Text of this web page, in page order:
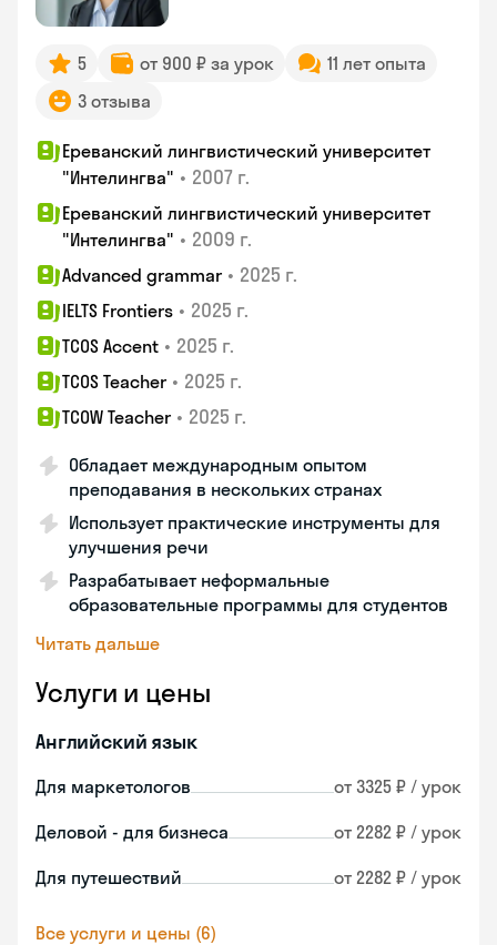
5 от 900 ₽ за урок
11 лет опыта
3 отзыва
Ереванский лингвистический университет
"Интелингва" • 2007 г.
Ереванский лингвистический университет
"Интелингва" • 2009 г.
Advanced grammar • 2025 г.
IELTS Frontiers • 2025 г.
TCOS Accent • 2025 г.
TCOS Teacher • 2025 г.
TCOW Teacher • 2025 г.
Обладает международным опытом
преподавания в нескольких странах
Использует практические инструменты для
улучшения речи
Разрабатывает неформальные
образовательные программы для студентов
Читать дальше
Услуги и цены
Английский язык
Для маркетологов от 3325 ₽ / урок
Деловой - для бизнеса от 2282 ₽ / урок
Для путешествий от 2282 ₽ / урок
Все услуги и цены (6)